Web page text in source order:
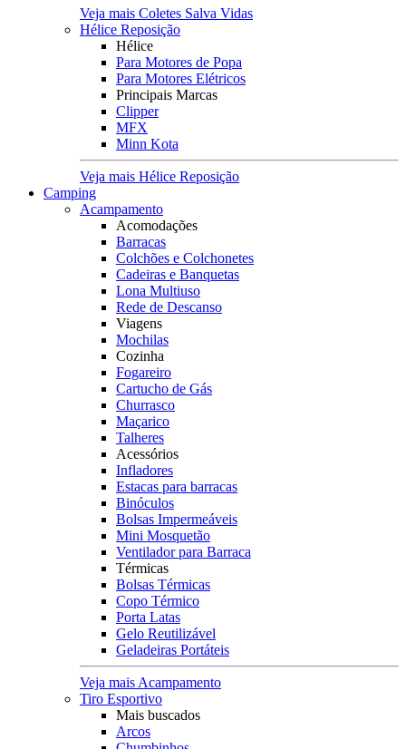
Veja mais Coletes Salva Vidas
Hélice Reposição
Hélice
Para Motores de Popa
Para Motores Elétricos
Principais Marcas
Clipper
MFX
Minn Kota
Veja mais Hélice Reposição
Camping
Acampamento
Acomodações
Barracas
Colchões e Colchonetes
Cadeiras e Banquetas
Lona Multiuso
Rede de Descanso
Viagens
Mochilas
Cozinha
Fogareiro
Cartucho de Gás
Churrasco
Maçarico
Talheres
Acessórios
Infladores
Estacas para barracas
Binóculos
Bolsas Impermeáveis
Mini Mosquetão
Ventilador para Barraca
Térmicas
Bolsas Térmicas
Copo Térmico
Porta Latas
Gelo Reutilizável
Geladeiras Portáteis
Veja mais Acampamento
Tiro Esportivo
Mais buscados
Arcos